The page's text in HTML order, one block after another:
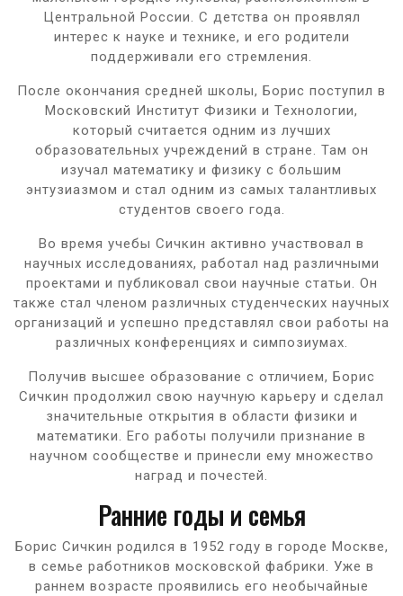
Центральной России. С детства он проявлял
интерес к науке и технике, и его родители
поддерживали его стремления.
После окончания средней школы, Борис поступил в
Московский Институт Физики и Технологии,
который считается одним из лучших
образовательных учреждений в стране. Там он
изучал математику и физику с большим
энтузиазмом и стал одним из самых талантливых
студентов своего года.
Во время учебы Сичкин активно участвовал в
научных исследованиях, работал над различными
проектами и публиковал свои научные статьи. Он
также стал членом различных студенческих научных
организаций и успешно представлял свои работы на
различных конференциях и симпозиумах.
Получив высшее образование с отличием, Борис
Сичкин продолжил свою научную карьеру и сделал
значительные открытия в области физики и
математики. Его работы получили признание в
научном сообществе и принесли ему множество
наград и почестей.
Ранние годы и семья
Борис Сичкин родился в 1952 году в городе Москве,
в семье работников московской фабрики. Уже в
раннем возрасте проявились его необычайные